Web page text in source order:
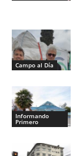
Campo al Día
Informando
Primero